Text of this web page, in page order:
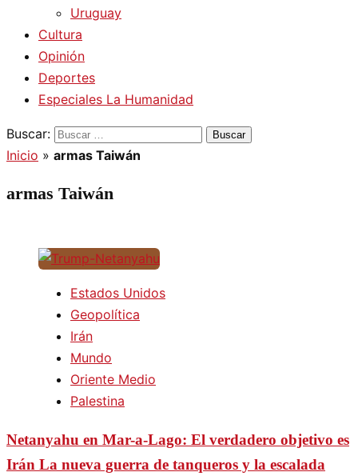
Uruguay
Cultura
Opinión
Deportes
Especiales La Humanidad
Buscar:
Inicio » armas Taiwán
armas Taiwán
Estados Unidos
Geopolítica
Irán
Mundo
Oriente Medio
Palestina
Netanyahu en Mar-a-Lago: El verdadero objetivo es
Irán La nueva guerra de tanqueros y la escalada